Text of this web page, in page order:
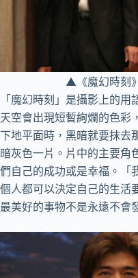
▲《魔幻時刻
「魔幻時刻」是攝影上的
天空會出現短暫絢爛的色彩
下地平面時，黑暗就要抹去
暗灰色一片。片中的主要角
們自己的成功或是幸福。「
個人都可以決定自己的生活
最美好的事物不是永遠不會